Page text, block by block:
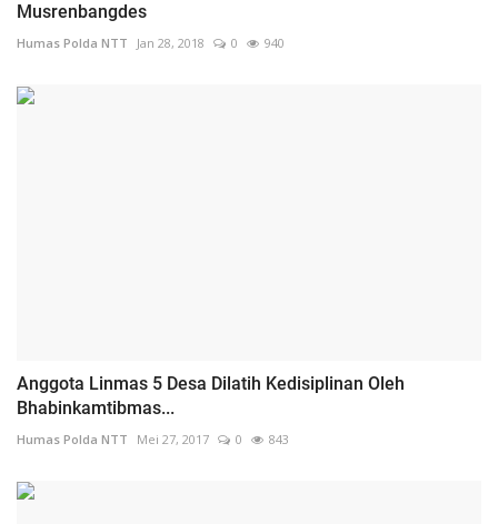
Musrenbangdes
Humas Polda NTT Jan 28, 2018 0 940
Anggota Linmas 5 Desa Dilatih Kedisiplinan Oleh
Bhabinkamtibmas...
Humas Polda NTT Mei 27, 2017 0 843